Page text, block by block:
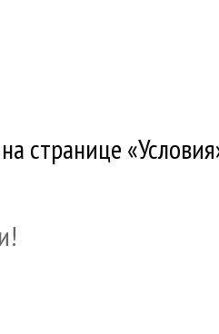
странице